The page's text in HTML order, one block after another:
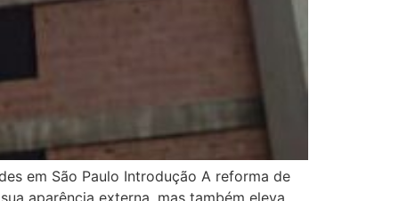
em São Paulo Introdução A reforma de
aparência externa, mas também eleva